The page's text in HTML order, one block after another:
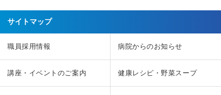
サイトマップ
職員採用情報 病院からのお知らせ
講座・イベントのご案内 健康レシピ・野菜スープ